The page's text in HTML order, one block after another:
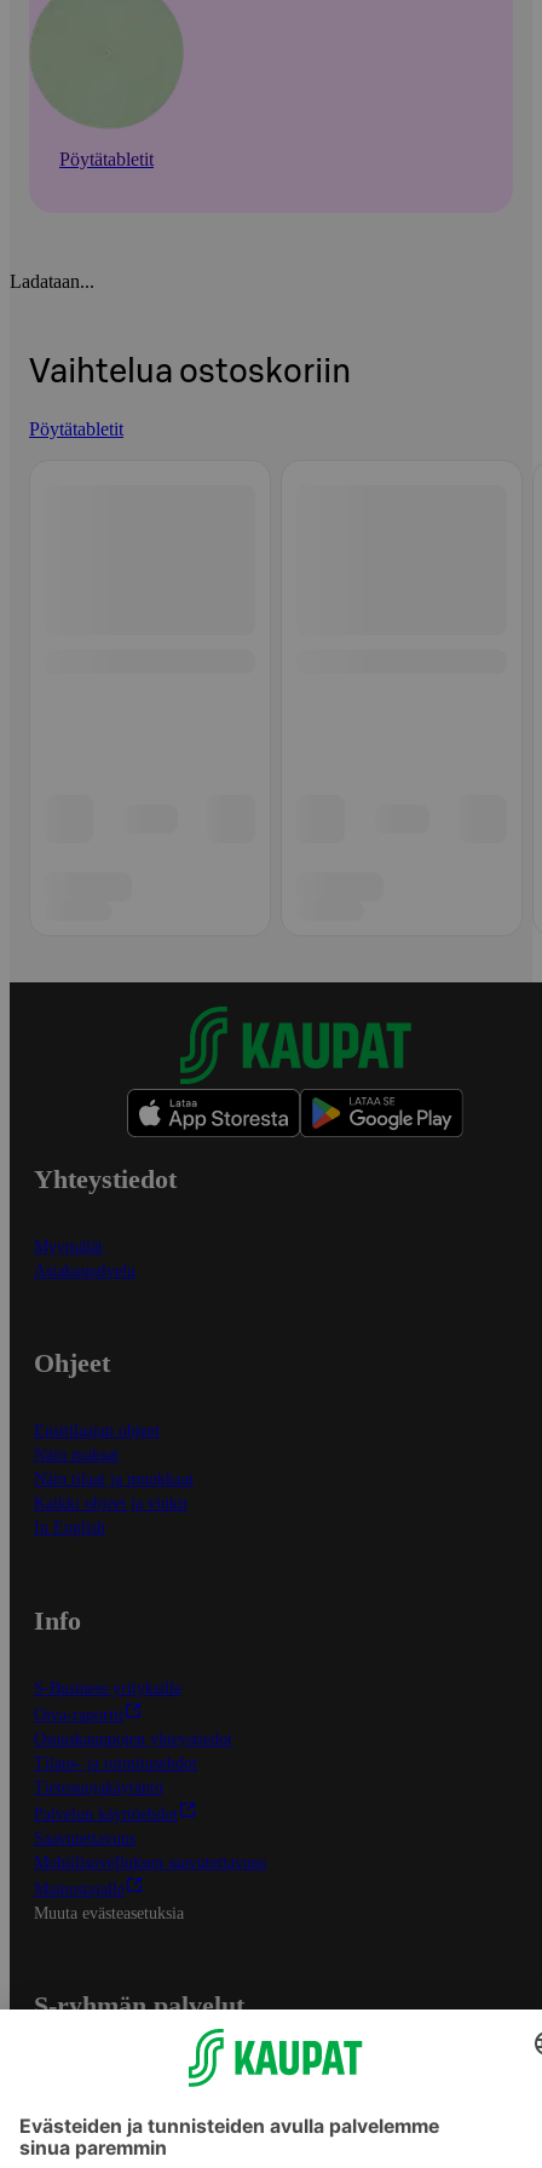
Pöytätabletit
Ladataan...
Vaihtelua ostoskoriin
Pöytätabletit
Yhteystiedot
Myymälät
Asiakaspalvelu
Ohjeet
Ensitilaajan ohjeet
Näin maksat
Näin tilaat ja muokkaat
Kaikki ohjeet ja vinkit
In English
Info
S-Business yrityksille
Oiva-raportit
Osuuskauppojen yhteystiedot
Tilaus- ja toimitusehdot
Tietosuojakäytäntö
Palvelun käyttöehdot
Saavutettavuus
Mobiilisovelluksen saavutettavuus
Mainostajalle
Muuta evästeasetuksia
S-ryhmän palvelut
Yhteishyvä Ruoka -sovellus
S-ostoslista -sovellus